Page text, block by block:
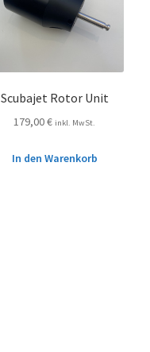
Scubajet Rotor Unit
179,00€ inkl. MwSt.
In den Warenkorb